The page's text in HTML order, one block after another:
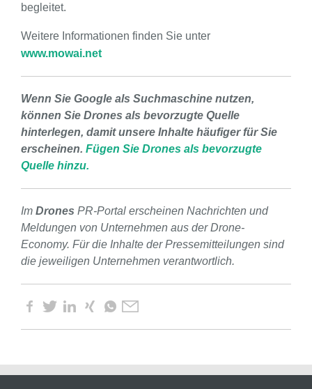
begleitet.
Weitere Informationen finden Sie unter
www.mowai.net
Wenn Sie Google als Suchmaschine nutzen,
können Sie Drones als bevorzugte Quelle
hinterlegen, damit unsere Inhalte häufiger für Sie
erscheinen. Fügen Sie Drones als bevorzugte
Quelle hinzu.
Im Drones PR-Portal erscheinen Nachrichten und
Meldungen von Unternehmen aus der Drone-
Economy. Für die Inhalte der Pressemitteilungen sind
die jeweiligen Unternehmen verantwortlich.